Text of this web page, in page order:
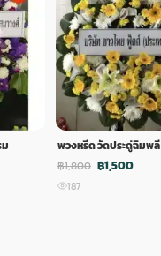
พวงหรีด วัดประดู่ฉิมพลี
฿1,800 ฿1,500
187